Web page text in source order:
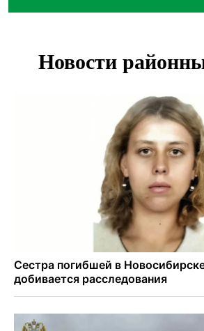
В Новосибирске минздрав объявил
В Новосибирске врачи
Знаменитый орангутан Бату отметил
новосибирском зоопарке
Новосибирские хирурги спасли
с донорским клапаном